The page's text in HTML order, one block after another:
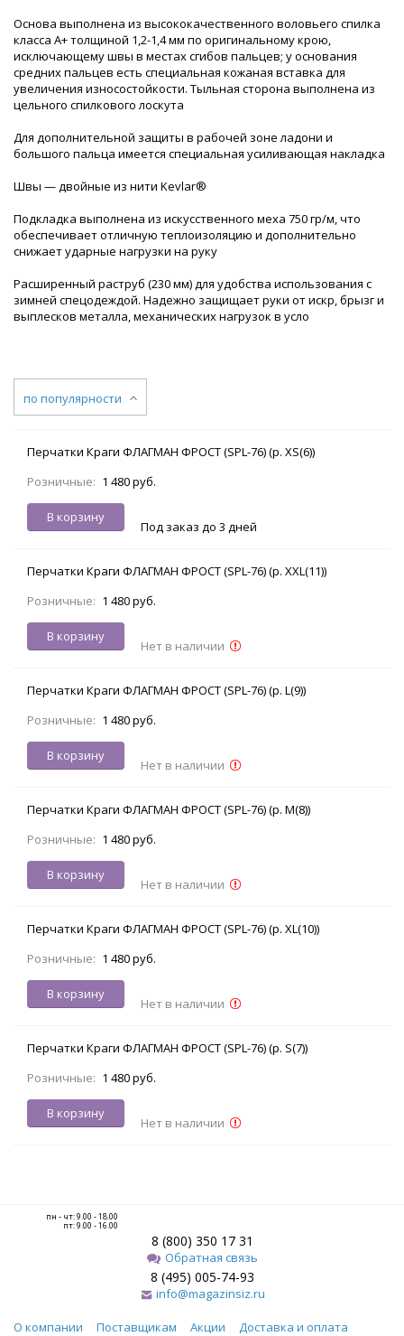
Основа выполнена из высококачественного воловьего спилка
класса А+ толщиной 1,2-1,4 мм по оригинальному крою,
исключающему швы в местах сгибов пальцев; у основания
средних пальцев есть специальная кожаная вставка для
увеличения износостойкости. Тыльная сторона выполнена из
цельного спилкового лоскута
Для дополнительной защиты в рабочей зоне ладони и
большого пальца имеется специальная усиливающая накладка
Швы — двойные из нити Kevlar®
Подкладка выполнена из искусственного меха 750 гр/м, что
обеспечивает отличную теплоизоляцию и дополнительно
снижает ударные нагрузки на руку
Расширенный раструб (230 мм) для удобства использования с
зимней спецодеждой. Надежно защищает руки от искр, брызг и
выплесков металла, механических нагрузок в усло
по популярности
Перчатки Краги ФЛАГМАН ФРОСТ (SPL-76) (р. XS(6))
Розничные: 1 480 руб.
В корзину
Под заказ до 3 дней
Перчатки Краги ФЛАГМАН ФРОСТ (SPL-76) (р. XXL(11))
Розничные: 1 480 руб.
В корзину
Нет в наличии
Перчатки Краги ФЛАГМАН ФРОСТ (SPL-76) (р. L(9))
Розничные: 1 480 руб.
В корзину
Нет в наличии
Перчатки Краги ФЛАГМАН ФРОСТ (SPL-76) (р. M(8))
Розничные: 1 480 руб.
В корзину
Нет в наличии
Перчатки Краги ФЛАГМАН ФРОСТ (SPL-76) (р. XL(10))
Розничные: 1 480 руб.
В корзину
Нет в наличии
Перчатки Краги ФЛАГМАН ФРОСТ (SPL-76) (р. S(7))
Розничные: 1 480 руб.
В корзину
Нет в наличии
пн - чт: 9.00 - 18.00
пт: 9.00 - 16.00
8 (800) 350 17 31
Обратная связь
8 (495) 005-74-93
info@magazinsiz.ru
О компании Поставщикам Акции Доставка и оплата